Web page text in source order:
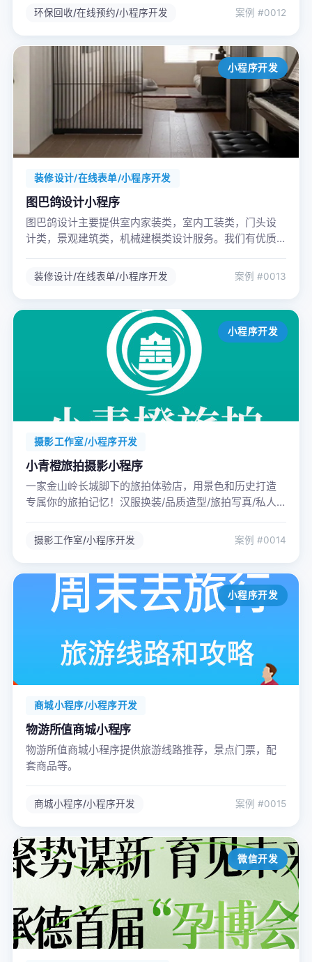
环保回收/在线预约/小程序开发 案例 #0012
小程序开发
装修设计/在线表单/小程序开发
图巴鸽设计小程序
图巴鸽设计主要提供室内家装类，室内工装类，门头设
计类，景观建筑类，机械建模类设计服务。我们有优质
8000余人，图巴鸽团队给您专业的设计成果，舒服的服
装修设计/在线表单/小程序开发 案例 #0013
小程序开发
摄影工作室/小程序开发
小青橙旅拍摄影小程序
一家金山岭长城脚下的旅拍体验店，用景色和历史打造
专属你的旅拍记忆！汉服换装/品质造型/旅拍写真/私人
摄影工作室/小程序开发 案例 #0014
小程序开发
商城小程序/小程序开发
物游所值商城小程序
物游所值商城小程序提供旅游线路推荐，景点门票，配
套商品等。
商城小程序/小程序开发 案例 #0015
微信开发
公司名称 *
联系人 *
联系电话 *
意向产品
提交咨询信息